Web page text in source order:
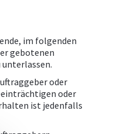
im folgenden
gebotenen
oder
oder
ist jedenfalls